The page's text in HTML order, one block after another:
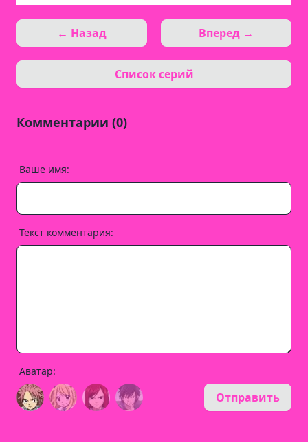
← Назад
Список серий
Вперед →
Комментарии (0)
Ваше имя:
Текст комментария:
Аватар:
Отправить